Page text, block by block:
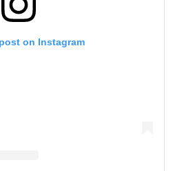
on Instagram